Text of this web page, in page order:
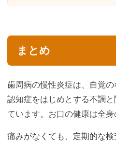
まとめ
歯周病の慢性炎症は、自覚の
認知症をはじめとする不調
ています。お口の健康は全身
痛みがなくても、定期的な